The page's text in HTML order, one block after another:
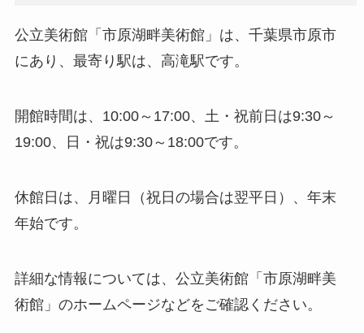
公立美術館「市原湖畔美術館」は、千葉県市原市
にあり、最寄り駅は、高滝駅です。
開館時間は、10:00～17:00、土・祝前日は9:30～
19:00、日・祝は9:30～18:00です。
休館日は、月曜日（祝日の場合は翌平日）、年末
年始です。
詳細な情報については、公立美術館「市原湖畔美
術館」のホームページなどをご確認ください。